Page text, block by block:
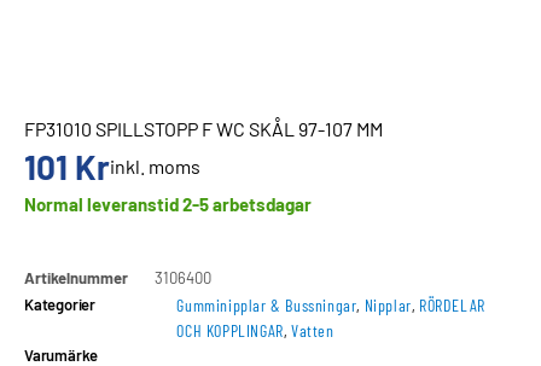
FP31010 SPILLSTOPP F WC SKÅL 97-107 MM
101 Krinkl. moms
Normal leveranstid 2-5 arbetsdagar
Artikelnummer
3106400
Kategorier
Gumminipplar & Bussningar, Nipplar, RÖRDELAR
OCH KOPPLINGAR,Vatten
Varumärke